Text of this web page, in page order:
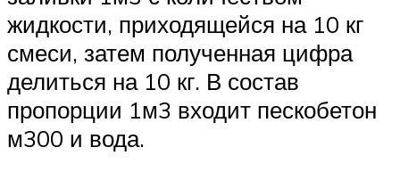
жидкости, приходящейся на 10 кг
смеси, затем полученная цифра
делиться на 10 кг. В состав
пропорции 1м3 входит пескобетон
м300 и вода.